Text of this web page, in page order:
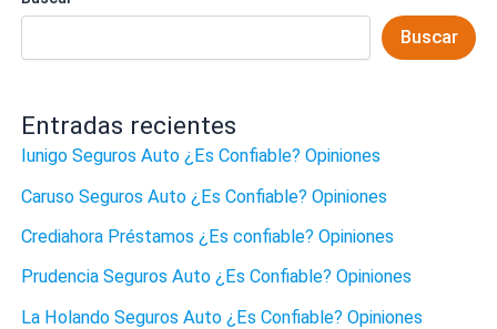
Buscar
Entradas recientes
Iunigo Seguros Auto ¿Es Confiable? Opiniones
Caruso Seguros Auto ¿Es Confiable? Opiniones
Crediahora Préstamos ¿Es confiable? Opiniones
Prudencia Seguros Auto ¿Es Confiable? Opiniones
La Holando Seguros Auto ¿Es Confiable? Opiniones